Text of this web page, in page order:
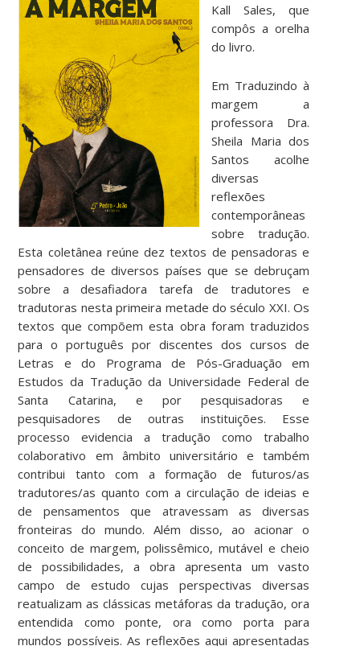
Kall Sales, que
compôs a orelha
do livro.
Em Traduzindo à
margem a
professora Dra.
Sheila Maria dos
Santos acolhe
diversas
reflexões
contemporâneas
sobre tradução.
Esta coletânea reúne dez textos de pensadoras e
pensadores de diversos países que se debruçam
sobre a desafiadora tarefa de tradutores e
tradutoras nesta primeira metade do século XXI. Os
textos que compõem esta obra foram traduzidos
para o português por discentes dos cursos de
Letras e do Programa de Pós-Graduação em
Estudos da Tradução da Universidade Federal de
Santa Catarina, e por pesquisadoras e
pesquisadores de outras instituições. Esse
processo evidencia a tradução como trabalho
colaborativo em âmbito universitário e também
contribui tanto com a formação de futuros/as
tradutores/as quanto com a circulação de ideias e
de pensamentos que atravessam as diversas
fronteiras do mundo. Além disso, ao acionar o
conceito de margem, polissêmico, mutável e cheio
de possibilidades, a obra apresenta um vasto
campo de estudo cujas perspectivas diversas
reatualizam as clássicas metáforas da tradução, ora
entendida como ponte, ora como porta para
mundos possíveis. As reflexões aqui apresentadas